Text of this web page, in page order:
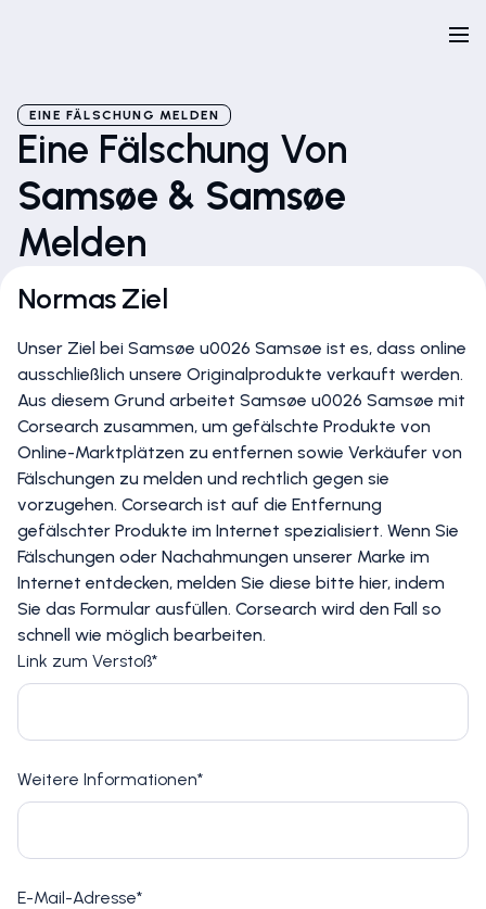
EINE FÄLSCHUNG MELDEN
Eine Fälschung Von
Samsøe & Samsøe
Melden
Normas Ziel
Unser Ziel bei Samsøe u0026 Samsøe ist es, dass online
ausschließlich unsere Originalprodukte verkauft werden.
Aus diesem Grund arbeitet Samsøe u0026 Samsøe mit
Corsearch zusammen, um gefälschte Produkte von
Online-Marktplätzen zu entfernen sowie Verkäufer von
Fälschungen zu melden und rechtlich gegen sie
vorzugehen. Corsearch ist auf die Entfernung
gefälschter Produkte im Internet spezialisiert. Wenn Sie
Fälschungen oder Nachahmungen unserer Marke im
Internet entdecken, melden Sie diese bitte hier, indem
Sie das Formular ausfüllen. Corsearch wird den Fall so
schnell wie möglich bearbeiten.
Link zum Verstoß*
Weitere Informationen*
E-Mail-Adresse*